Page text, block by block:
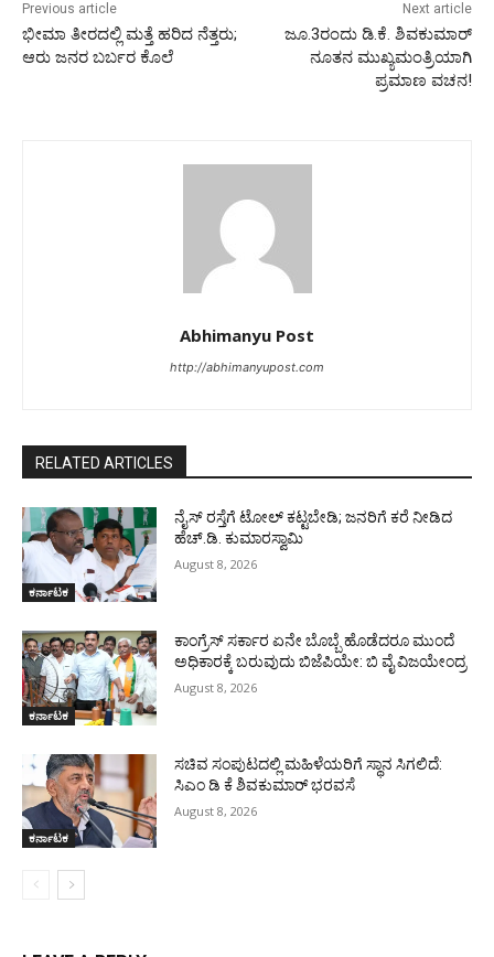
Previous article
ಭೀಮಾ ತೀರದಲ್ಲಿ ಮತ್ತೆ ಹರಿದ ನೆತ್ತರು;
ಆರು ಜನರ ಬರ್ಬರ ಕೊಲೆ
Next article
ಜೂ.3ರಂದು ಡಿ.ಕೆ. ಶಿವಕುಮಾರ್
ನೂತನ ಮುಖ್ಯಮಂತ್ರಿಯಾಗಿ
ಪ್ರಮಾಣ ವಚನ!
Abhimanyu Post
http://abhimanyupost.com
RELATED ARTICLES
ಕರ್ನಾಟಕ
ನೈಸ್ ರಸ್ತೆಗೆ ಟೋಲ್ ಕಟ್ಟಬೇಡಿ; ಜನರಿಗೆ ಕರೆ ನೀಡಿದ
ಹೆಚ್.ಡಿ. ಕುಮಾರಸ್ವಾಮಿ
August 8, 2026
ಕರ್ನಾಟಕ
ಕಾಂಗ್ರೆಸ್ ಸರ್ಕಾರ ಏನೇ ಬೊಬ್ಬೆ ಹೊಡೆದರೂ ಮುಂದೆ
ಅಧಿಕಾರಕ್ಕೆ ಬರುವುದು ಬಿಜೆಪಿಯೇ: ಬಿ ವೈ ವಿಜಯೇಂದ್ರ
August 8, 2026
ಕರ್ನಾಟಕ
ಸಚಿವ ಸಂಪುಟದಲ್ಲಿ ಮಹಿಳೆಯರಿಗೆ ಸ್ಥಾನ ಸಿಗಲಿದೆ:
ಸಿಎಂ ಡಿ ಕೆ ಶಿವಕುಮಾರ್ ಭರವಸೆ
August 8, 2026